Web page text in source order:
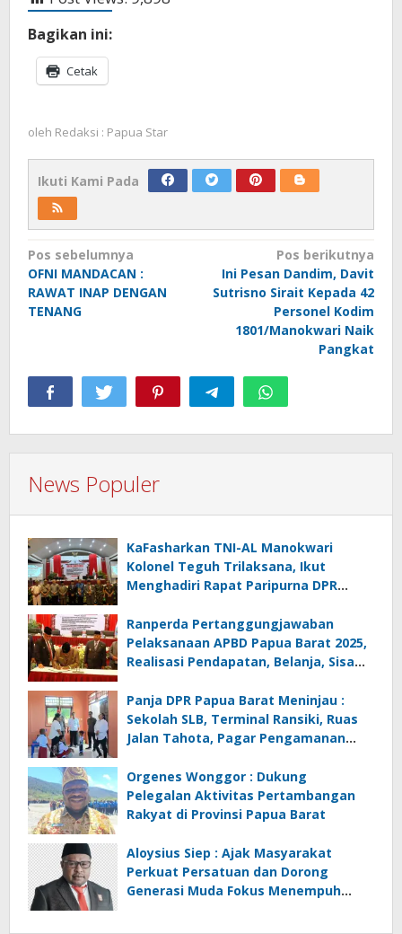
Bagikan ini:
Cetak
oleh Redaksi : Papua Star
Ikuti Kami Pada
Navigasi
pos
Pos sebelumnya
OFNI MANDACAN :
RAWAT INAP DENGAN
TENANG
Pos berikutnya
Ini Pesan Dandim, Davit
Sutrisno Sirait Kepada 42
Personel Kodim
1801/Manokwari Naik
Pangkat
News Populer
KaFasharkan TNI-AL Manokwari
Kolonel Teguh Trilaksana, Ikut
Menghadiri Rapat Paripurna DPR
Ranperda Pertanggungjawaban
Pelaksanaan APBD Papua Barat 2025,
Realisasi Pendapatan, Belanja, Sisa
Panja DPR Papua Barat Meninjau :
Sekolah SLB, Terminal Ransiki, Ruas
Jalan Tahota, Pagar Pengamanan
Orgenes Wonggor : Dukung
Pelegalan Aktivitas Pertambangan
Rakyat di Provinsi Papua Barat
Aloysius Siep : Ajak Masyarakat
Perkuat Persatuan dan Dorong
Generasi Muda Fokus Menempuh